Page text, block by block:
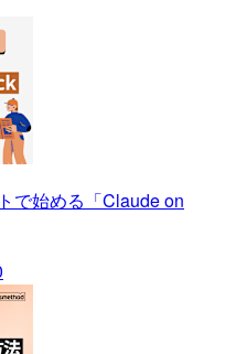
で始める「Claude on